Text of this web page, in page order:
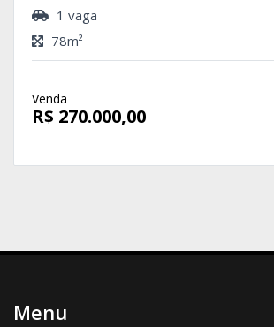
1 vaga
78m²
Venda
R$ 270.000,00
Menu